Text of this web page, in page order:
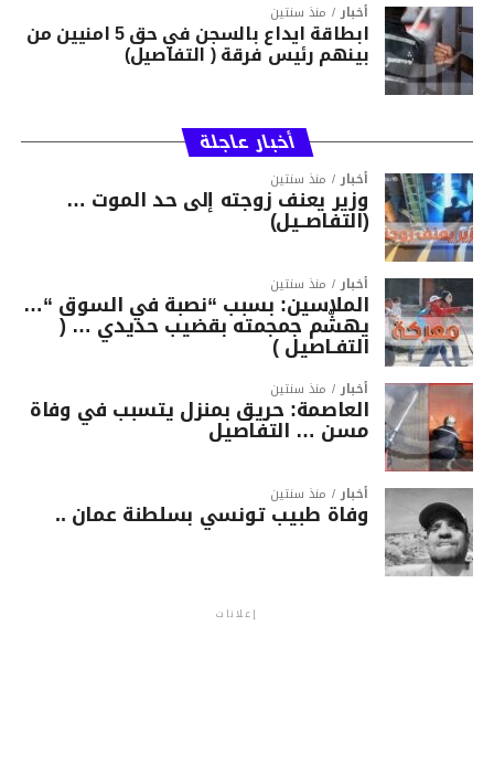
أخبار منذ سنتين
ابطاقة ايداع بالسجن في حق 5 امنيين من
بينهم رئيس فرقة ( التفاصيل)
أخبار عاجلة
أخبار منذ سنتين
وزير يعنف زوجته إلى حد الموت …
(التفاصــيل)
أخبار منذ سنتين
الملاسين: بسبب “نصبة في السوق “…
يهشّم جمجمته بقضيب حديدي … (
التفـاصيل )
أخبار منذ سنتين
العاصمة: حريق بمنزل يتسبب في وفاة
مسن … التفاصيل
أخبار منذ سنتين
وفاة طبيب تونسي بسلطنة عمان ..
إعلانات